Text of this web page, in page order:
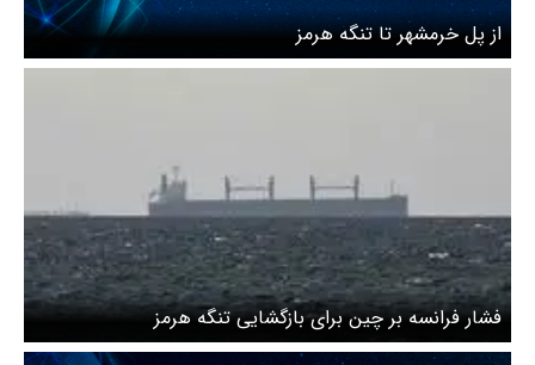
از پل خرمشهر تا تنگه‌ هرمز
فشار فرانسه بر چین برای بازگشایی تنگه هرمز